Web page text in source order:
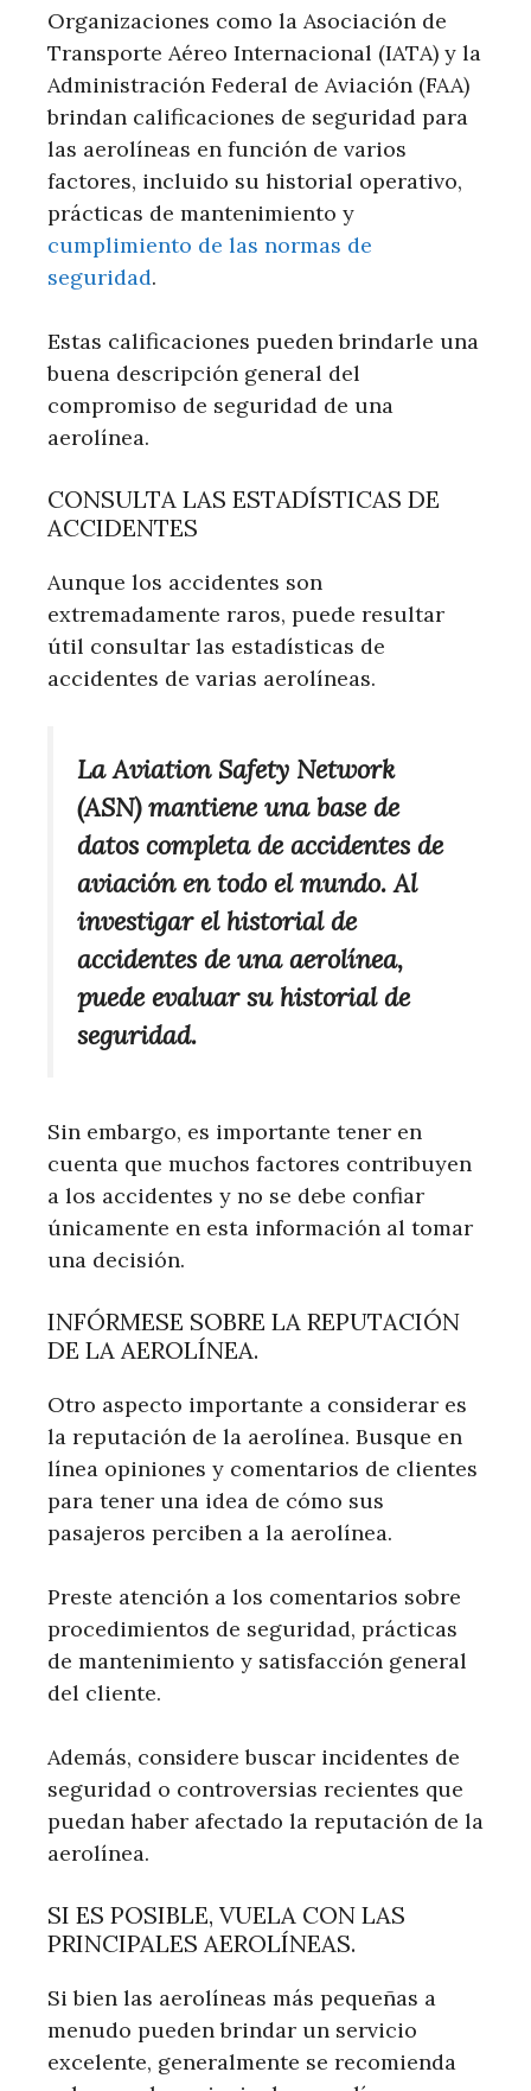
Organizaciones como la Asociación de
Transporte Aéreo Internacional (IATA) y la
Administración Federal de Aviación (FAA)
brindan calificaciones de seguridad para
las aerolíneas en función de varios
factores, incluido su historial operativo,
prácticas de mantenimiento y
cumplimiento de las normas de
seguridad.
Estas calificaciones pueden brindarle una
buena descripción general del
compromiso de seguridad de una
aerolínea.
CONSULTA LAS ESTADÍSTICAS DE
ACCIDENTES
Aunque los accidentes son
extremadamente raros, puede resultar
útil consultar las estadísticas de
accidentes de varias aerolíneas.
La Aviation Safety Network
(ASN) mantiene una base de
datos completa de accidentes de
aviación en todo el mundo. Al
investigar el historial de
accidentes de una aerolínea,
puede evaluar su historial de
seguridad.
Sin embargo, es importante tener en
cuenta que muchos factores contribuyen
a los accidentes y no se debe confiar
únicamente en esta información al tomar
una decisión.
INFÓRMESE SOBRE LA REPUTACIÓN
DE LA AEROLÍNEA.
Otro aspecto importante a considerar es
la reputación de la aerolínea. Busque en
línea opiniones y comentarios de clientes
para tener una idea de cómo sus
pasajeros perciben a la aerolínea.
Preste atención a los comentarios sobre
procedimientos de seguridad, prácticas
de mantenimiento y satisfacción general
del cliente.
Además, considere buscar incidentes de
seguridad o controversias recientes que
puedan haber afectado la reputación de la
aerolínea.
SI ES POSIBLE, VUELA CON LAS
PRINCIPALES AEROLÍNEAS.
Si bien las aerolíneas más pequeñas a
menudo pueden brindar un servicio
excelente, generalmente se recomienda